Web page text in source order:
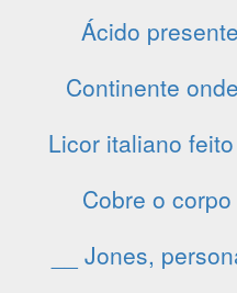
Ácido
Continente
Licor italiano
Cobre o
__ Jones,